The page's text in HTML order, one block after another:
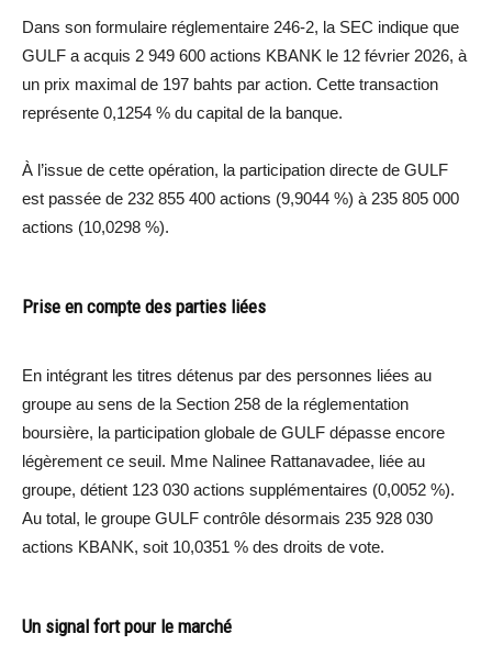
Dans son formulaire réglementaire 246-2, la SEC indique que
GULF a acquis 2 949 600 actions KBANK le 12 février 2026, à
un prix maximal de 197 bahts par action. Cette transaction
représente 0,1254 % du capital de la banque.
À l’issue de cette opération, la participation directe de GULF
est passée de 232 855 400 actions (9,9044 %) à 235 805 000
actions (10,0298 %).
Prise en compte des parties liées
En intégrant les titres détenus par des personnes liées au
groupe au sens de la Section 258 de la réglementation
boursière, la participation globale de GULF dépasse encore
légèrement ce seuil. Mme Nalinee Rattanavadee, liée au
groupe, détient 123 030 actions supplémentaires (0,0052 %).
Au total, le groupe GULF contrôle désormais 235 928 030
actions KBANK, soit 10,0351 % des droits de vote.
Un signal fort pour le marché